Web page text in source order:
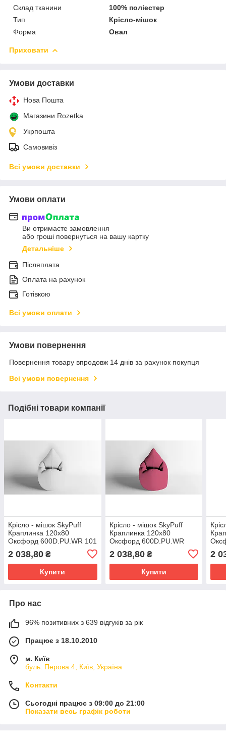
Склад тканини
100% поліестер
Тип
Крісло-мішок
Форма
Овал
Приховати
Умови доставки
Нова Пошта
Магазини Rozetka
Укрпошта
Самовивіз
Всі умови доставки
Умови оплати
Ви отримаєте замовлення
або гроші повернуться на вашу картку
Детальніше
Післяплата
Оплата на рахунок
Готівкою
Всі умови оплати
Умови повернення
Повернення товару впродовж 14 днів за рахунок покупця
Всі умови повернення
Подібні товари компанії
Крісло - мішок SkyPuff
Краплинка 120х80
Оксфорд 600D.PU.WR 101
2 038,80 ₴
Купити
Крісло - мішок SkyPuff
Краплинка 120х80
Оксфорд 600D.PU.WR
2 038,80₴
Купити
2
Про нас
96% позитивних з 639 відгуків за рік
Працює з 18.10.2010
м. Київ
буль. Перова 4, Київ, Україна
Контакти
Сьогодні працює з 09:00 до 21:00
Показати весь графік роботи